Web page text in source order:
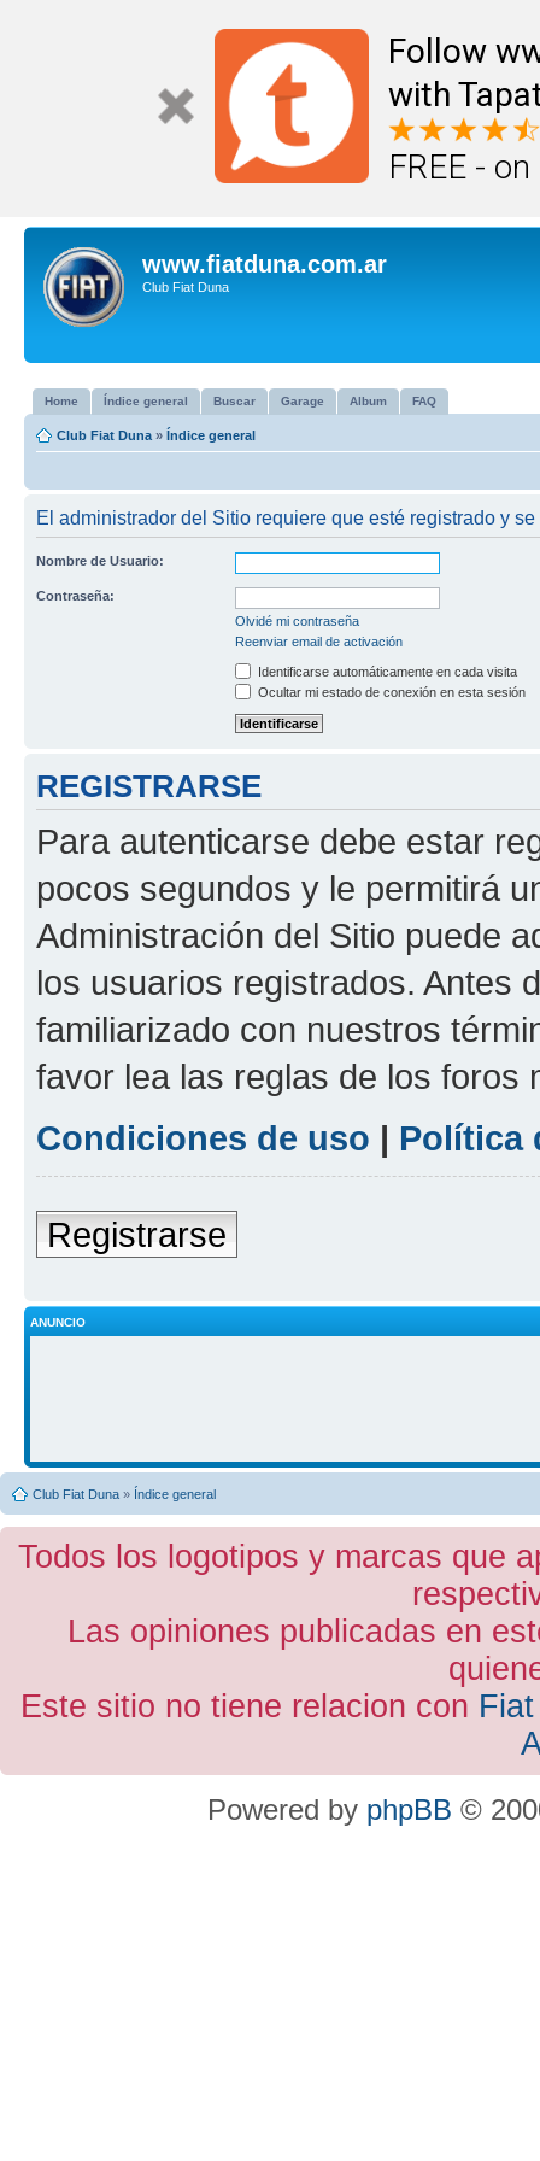
Follow
with
FREE -
www.fiatduna.com.ar
Club Fiat Duna
Home Índice general Buscar Garage Album FAQ
Club Fiat Duna » Índice general
El administrador del Sitio requiere que esté registrado y
Nombre de Usuario:
Contraseña:
Olvidé mi contraseña
Reenviar email de activación
Identificarse automáticamente en cada visita
Ocultar mi estado de conexión en esta sesión
REGISTRARSE
Para autenticarse debe estar
pocos segundos y le permitirá
Administración del Sitio puede
los usuarios registrados. Antes
familiarizado con nuestros
favor lea las reglas de los foros
Condiciones de uso | Política
Registrarse
ANUNCIO
Club Fiat Duna » Índice general
Todos los logotipos y marcas que
Las opiniones publicadas en
Este sitio no tiene relacion con
Powered by phpBB ©